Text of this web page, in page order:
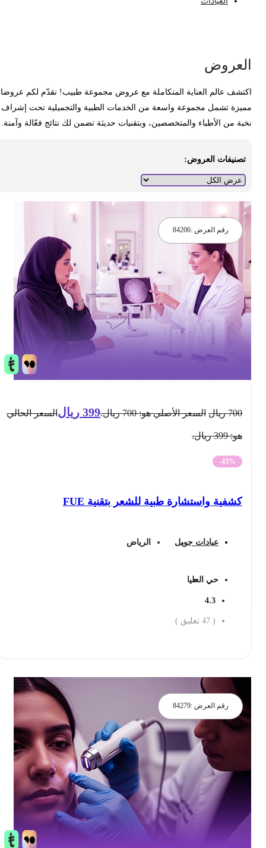
عالم العناية المتكاملة مع عروض مجموعة طبيب! نقدّم لكم عروضا
تشمل مجموعة واسعة من الخدمات الطبية والتجميلية تحت إشراف
من الأطباء والمتخصصين، وبتقنيات حديثة تضمن لك نتائج فعّالة وآمنة.
تصنيفات العروض:
رقم العرض :84206
ريال السعر الأصلي هو: 700 ريال. 399 ريال السعر الحالي
-43%
كشفية واستشارة طبية للشعر بتقنية FUE
عيادات جويل الرياض
حي العليا
4.3
47 تعليق )
رقم العرض :84279